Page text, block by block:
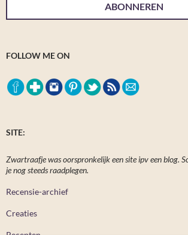
ABONNEREN
FOLLOW ME ON
SITE:
Zwartraafje was oorspronkelijk een site ipv een blog.
je nog steeds raadplegen.
Recensie-archief
Creaties